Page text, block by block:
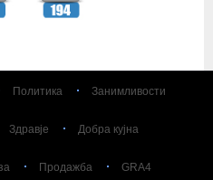
Политика Занимливости
Здравје Добра кујна
Продажба GRA4